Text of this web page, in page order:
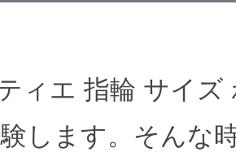
ティエ 指輪 サイ
します。そんな